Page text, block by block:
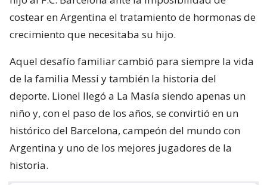
costear en Argentina el tratamiento de hormonas de
crecimiento que necesitaba su hijo.
Aquel desafío familiar cambió para siempre la vida
de la familia Messi y también la historia del
deporte. Lionel llegó a La Masía siendo apenas un
niño y, con el paso de los años, se convirtió en un
histórico del Barcelona, campeón del mundo con
Argentina y uno de los mejores jugadores de la
historia.